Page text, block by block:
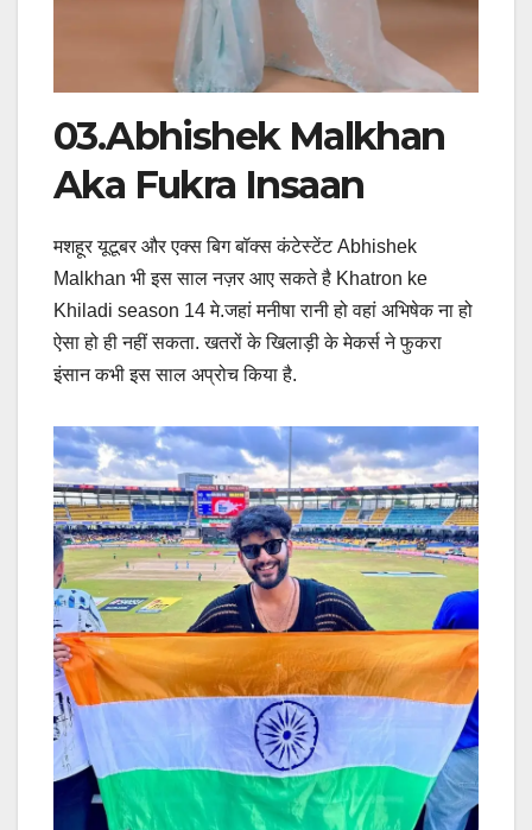
03.Abhishek Malkhan
Aka Fukra Insaan
मशहूर यूटूबर और एक्स बिग बॉक्स कंटेस्टेंट Abhishek
Malkhan भी इस साल नज़र आए सकते है Khatron ke
Khiladi season 14 मे.जहां मनीषा रानी हो वहां अभिषेक ना हो
ऐसा हो ही नहीं सकता. खतरों के खिलाड़ी के मेकर्स ने फुकरा
इंसान कभी इस साल अप्रोच किया है.